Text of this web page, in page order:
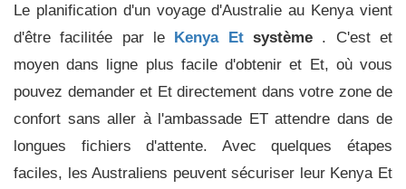
Le planification d'un voyage d'Australie au Kenya vient
d'être facilitée par le Kenya Etsystème . C'est et
moyen dans ligne plus facile d'obtenir et Et, où vous
pouvez demander et Et directement dans votre zone de
confort sans aller à l'ambassade ET attendre dans de
longues fichiers d'attente. Avec quelques étapes
faciles, les Australiens peuvent sécuriser leur Kenya Et